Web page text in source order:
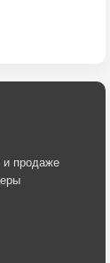
и продаже